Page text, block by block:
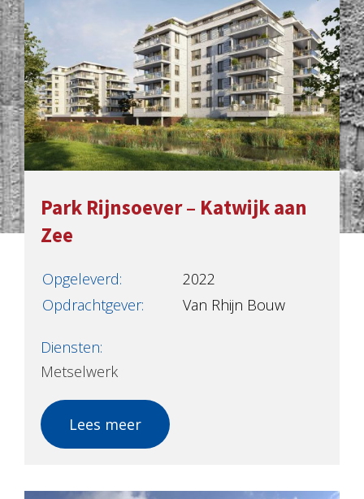
Park Rijnsoever – Katwijk aan
Zee
Opgeleverd:
2022
Opdrachtgever:
Van Rhijn Bouw
Diensten:
Metselwerk
Lees meer